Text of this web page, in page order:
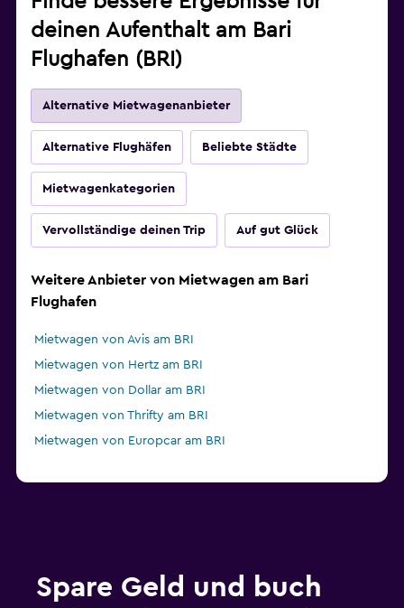
deinen Aufenthalt am Bari
Flughafen (BRI)
Alternative Mietwagenanbieter
Alternative Flughäfen Beliebte Städte
Mietwagenkategorien
Vervollständige deinen Trip Auf gut Glück
Weitere Anbieter von Mietwagen am Bari
Flughafen
Mietwagen von Avis am BRI
Mietwagen von Hertz am BRI
Mietwagen von Dollar am BRI
Mietwagen von Thrifty am BRI
Mietwagen von Europcar am BRI
Spare Geld und buch